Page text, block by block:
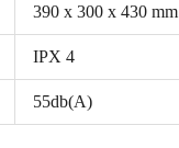
390 x 300 x 430 mm
IPX 4
55db(A)